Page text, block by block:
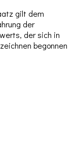
gilt dem
der
der sich in
begonnen